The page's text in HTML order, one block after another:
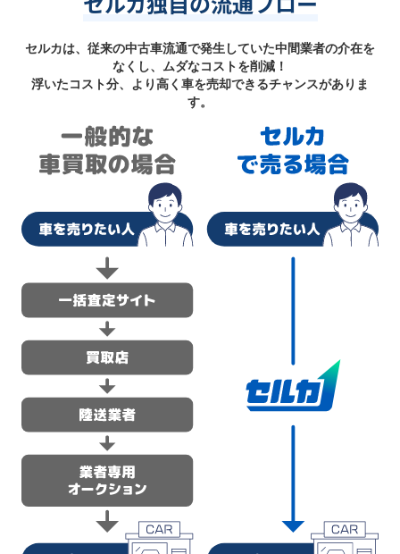
セルカは、従来の中古車流通で発生していた中間業者の介在を
なくし、ムダなコストを削減！
浮いたコスト分、より高く車を売却できるチャンスがありま
す。